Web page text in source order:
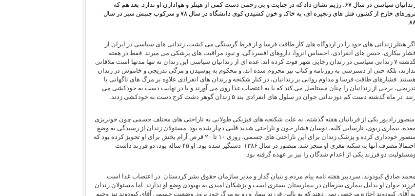
زندانیان سیاسی در سال ۶۷، رژیم نشان داد که در جنایت و بی رحمی دست کمی از هیتلر و هوادارن او ندارد. بعد هم که
ترورهای خارج از کشور، قتل های زنجیره ای، به خاک و خون کشیدن کوی دانشگاه در سال ۷۸ و سرکوب جنبش سبز در سال
۸۸.
اگر هیتلر زندانی های خود را در اردوگاه های کار طاقت فرسا و از فرط گرسنگی می کشت، زندانی های سیاسی در ایران از
بیکاری، حبس های انفرادی، احساس انزوا، داروهای افسردگی، و نبود مراقبت های پزشکی می میرند. فقط در هفته
گذشته ۷ زندانی سیاسی در زندان رجایی شهر فوت کرده اند. عده ای از زندانیان سیاسی این زندان نه تنها مدتها است ملاقاتی
ندارند، بلکه حتی از دسترسی به روزنامه و کتاب نیز محروم شده اند، و محکوم به پوسیدن و مرگی تدریجی و خاموش در زندان
هستند. فشارهای طاقت فرسا و مداوم روانی بر زندانیان، در کنار شکنجه و زندان های انفرادی علاوه بر مرگ های ناگهانی یا
برخی از زندانیان را چنان مستاصل می کند که یا به اعتصاب غذا روی می آورند و یا در نهایت دست به خودکشی می
در ماه گذشته دست کم دوزندانی جوان در سلول های انفرادی بند ۵ زندان گوهر دشت کرج دست به خودکشی زدند
.
منصور رادپور یکی از قربانیان هفته گذشته، به علت شکنجه های فیزیکی طولانی به ناراحتی های مختلف جسمی چون خونریزی
معده، بیماری ریوی، نارسایی کلیه، نوسان فشار خون و ناراحتی شدید قلبی دچار شده بود. مسئولان زندان از رسیدگی به وضع
منصور خودداری کرده و پزشک زندان برای این ناراحتی های جسمی، روزی ۱۰ تا ۲۰ قرص آرام بخش برای او تجویز کرده بود که
احتمالا مصرف آنها به سکته مغزی او منجر شد. منصور در سال ۱۳۸۶
دستگیر شده بود. او ۴۵ ساله بود، دو فرزند داشت
دو فرزند یکی از اعدام شدگان را نیز بر عهده گرفته بود.
محمد صادق کبودوند، سردبیر هفته نامه پیام مردم و بنیان گذار و مدیر سازمان حقوق بشر کردستان در اعتصاب غذا است.
جوان او بدلیل بیماری سرطان در بیمارستان بستری است و پزشکان امیدی به بهبودی وضع او ندارند. اما مسئولان زندان
به آقای کبودوند اجازه مرخصی نمی دهند که به بالین فرزند بیمار و رو به مرگ خود برود. وضعیت جسمی آقای کبودوند نیز وخیم